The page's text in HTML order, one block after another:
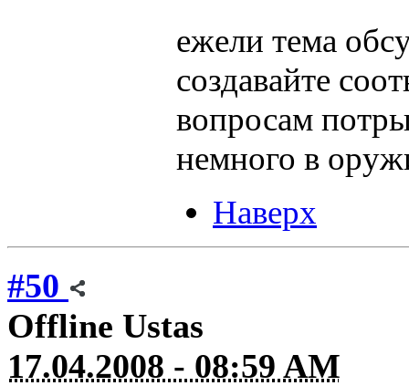
ежели тема
создавайте
вопросам
немного в
Наверх
#50
Offline Ustas
17.04.2008 - 08:59 AM